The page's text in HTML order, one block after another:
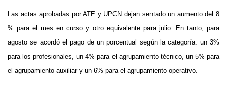
Las actas aprobadas por ATE y UPCN dejan sentado un aumento del 8
% para el mes en curso y otro equivalente para julio. En tanto, para
agosto se acordó el pago de un porcentual según la categoría: un 3%
para los profesionales, un 4% para el agrupamiento técnico, un 5% para
el agrupamiento auxiliar y un 6% para el agrupamiento operativo.